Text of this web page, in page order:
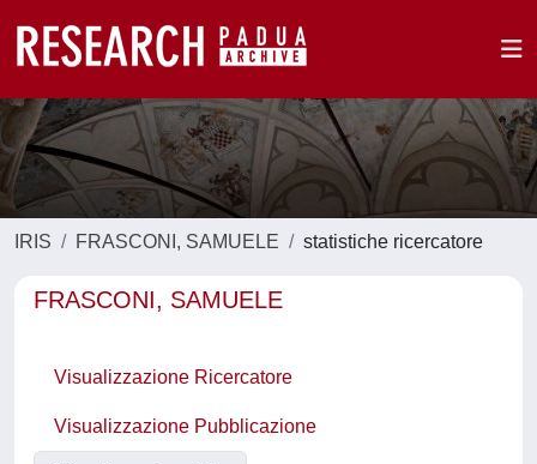
IRIS FRASCONI, SAMUELE statistiche ricercatore
FRASCONI, SAMUELE
Visualizzazione Ricercatore
Visualizzazione Pubblicazione